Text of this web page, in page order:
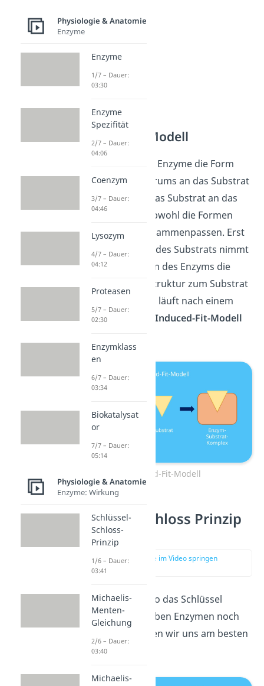
Induced-Fit-Modell
Manchmal passen Enzyme die Form
ihres aktiven Zentrums an das Substrat
an. Dabei bindet das Substrat an das
aktive Zentrum, obwohl die Formen
noch gar nicht zusammenpassen. Erst
nach der Bindung des Substrats nimmt
das aktive Zentrum des Enzyms die
komplementäre Struktur zum Substrat
an. Dieser Prozess läuft nach einem
Modell ab, das du Induced-Fit-Modell
Induced-Fit-Modell
Schlüssel Schloss Prinzip
Beispiel
zur Stelle im Video springen
Damit du weißt, wo das Schlüssel
Schloss Prinzip neben Enzymen noch
vorkommt, schauen wir uns am besten
ein Beispiel an.
Physiologie & Anatomie
Enzyme
Enzyme
1/7 – Dauer:
03:30
Enzyme
Spezifität
2/7 – Dauer:
04:06
Coenzym
3/7 – Dauer:
04:46
Lysozym
4/7 – Dauer:
04:12
Proteasen
5/7 – Dauer:
02:30
Enzymklass
en
6/7 – Dauer:
03:34
Biokatalysat
or
7/7 – Dauer:
05:14
Physiologie & Anatomie
Enzyme: Wirkung
Schlüssel-
Schloss-
Prinzip
1/6 – Dauer:
03:41
Michaelis-
Menten-
Gleichung
2/6 – Dauer:
03:40
Michaelis-